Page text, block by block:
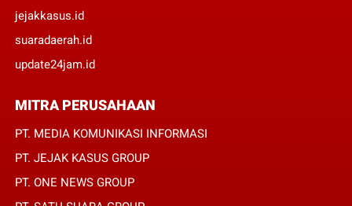
jejakkasus.id
suaradaerah.id
update24jam.id
MITRA PERUSAHAAN
PT. MEDIA KOMUNIKASI INFORMASI
PT. JEJAK KASUS GROUP
PT. ONE NEWS GROUP